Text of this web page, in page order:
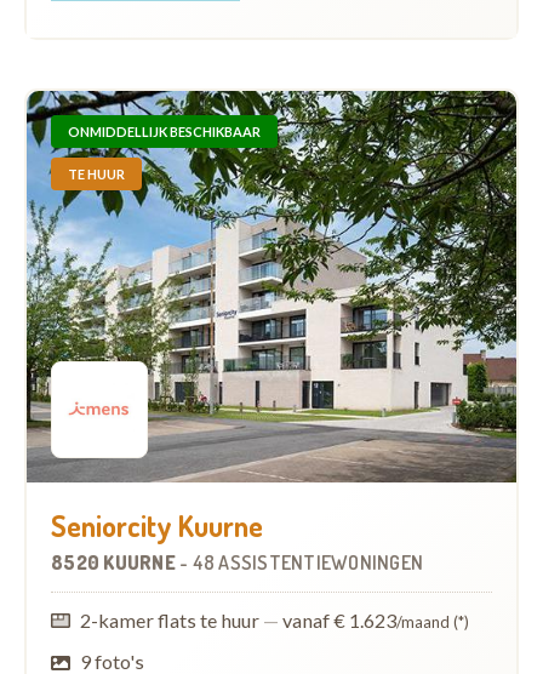
ONMIDDELLIJK BESCHIKBAAR
TE HUUR
Seniorcity Kuurne
8520 KUURNE - 48 ASSISTENTIEWONINGEN
2-kamer flats te huur — vanaf € 1.623/maand (*)
9 foto's